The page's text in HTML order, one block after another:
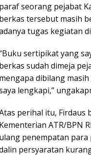
paraf seorang pejabat
berkas tersebut masih
tugas kegiatan
sertipikat yang
berkas sudah dimeja
mengapa dibilang
lengkapi,”
perihal itu, Firdaus
Kementerian ATR/BPN
ulang penempatan
persyaratan